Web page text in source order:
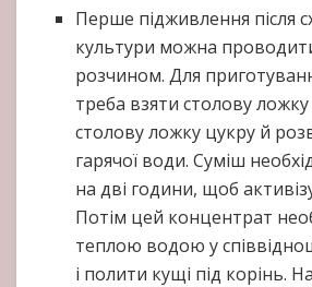
Перше підживлення після
культури можна
розчином. Для
треба взяти столову ложку
столову ложку цукру й
гарячої води. Суміш
на дві години, щоб
Потім цей концентрат
теплою водою у
і полити кущі під корінь.